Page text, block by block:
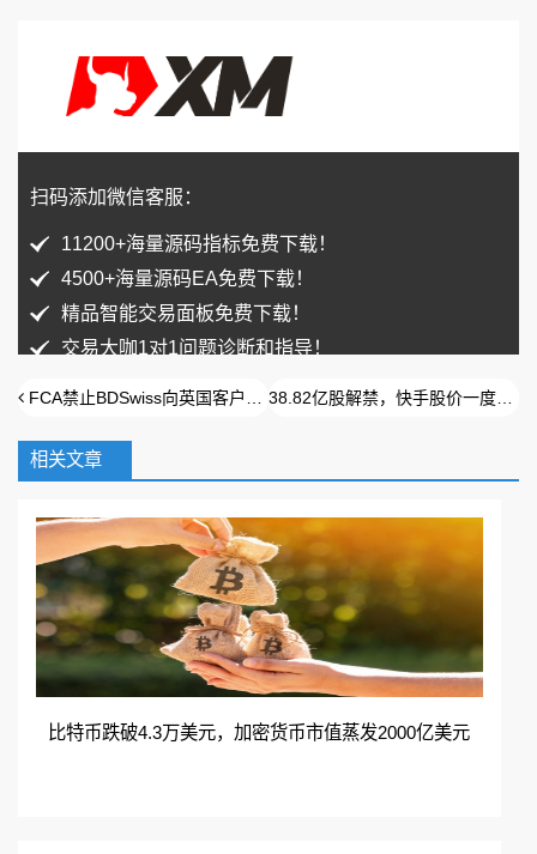
扫码添加微信客服：
11200+海量源码指标免费下载！
4500+海量源码EA免费下载！
精品智能交易面板免费下载！
交易大咖1对1问题诊断和指导！
扫码加入QQ群免费领取
在线咨询 加入QQ群
FCA禁止BDSwiss向英国客户提供差价合约
相关文章
比特币跌破4.3万美元，加密货币市值蒸发2000亿美元